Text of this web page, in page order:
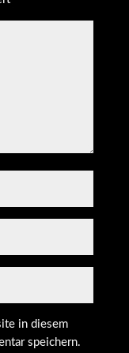
in diesem
speichern.